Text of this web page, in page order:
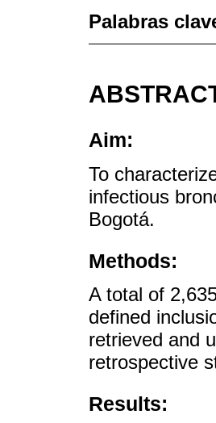
Palabras
Aim:
To
infectious
Bogotá.
Methods:
A total of
defined
retrieved and
retrospective
Results: